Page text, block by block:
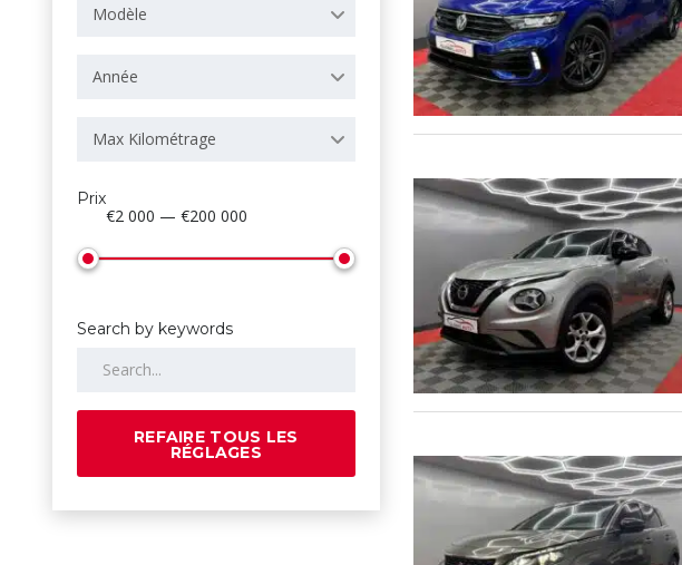
Modèle
Année
Max Kilométrage
Prix
€2 000 — €200 000
Search by keywords
REFAIRE TOUS LES
RÉGLAGES